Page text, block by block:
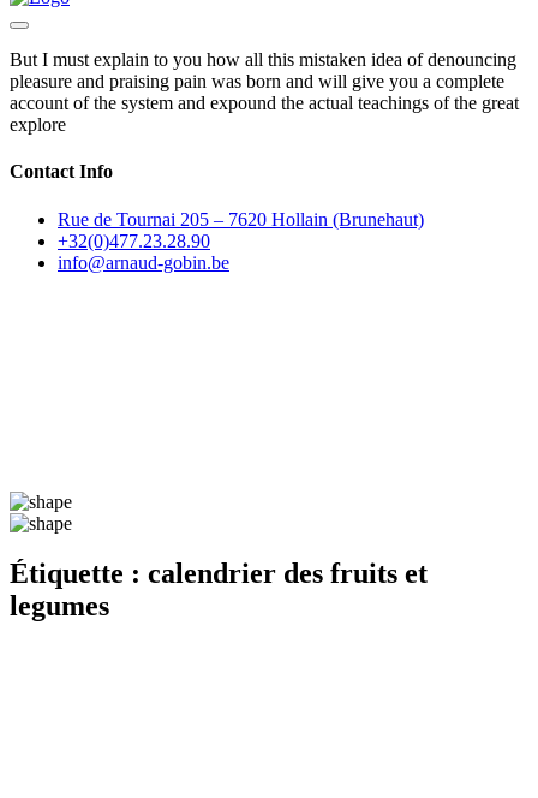
But I must explain to you how all this mistaken idea of denouncing
pleasure and praising pain was born and will give you a complete
account of the system and expound the actual teachings of the great
explore
Contact Info
Rue de Tournai 205 – 7620 Hollain (Brunehaut)
+32(0)477.23.28.90
info@arnaud-gobin.be
Étiquette : calendrier des fruits et
legumes